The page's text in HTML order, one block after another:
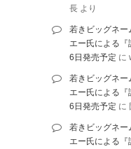
長 より
若きビッグネー
エー氏による『
6日発売予定 に
若きビッグネー
エー氏による『
6日発売予定 に
若きビッグネー
エー氏による『